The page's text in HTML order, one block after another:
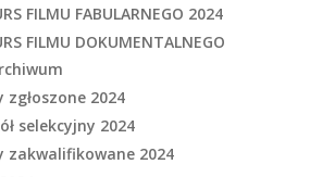
FILMU FABULARNEGO 2024
FILMU DOKUMENTALNEGO
zgłoszone 2024
selekcyjny 2024
zakwalifikowane 2024